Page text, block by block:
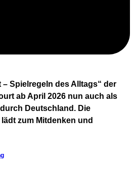
– Spielregeln des Alltags“ der
ab April 2026 nun auch als
Deutschland. Die
zum Mitdenken und